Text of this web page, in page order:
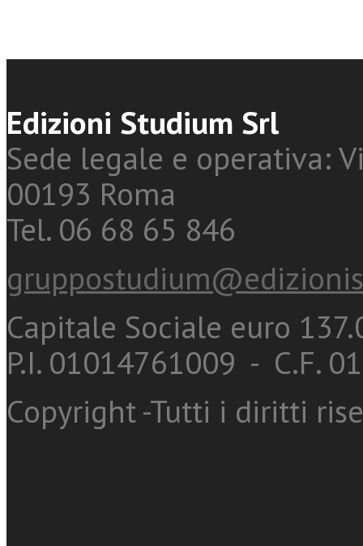
Edizioni Studium Srl
Sede legale e operativa:
00193 Roma
Tel. 06 68 65 846
Capitale Sociale euro
P.I. 01014761009 - C.F.
Copyright -Tutti i diritti